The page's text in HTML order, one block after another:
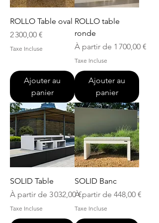
ROLLO Table oval
Prix
2 300,00 €
Taxe Incluse
Ajouter au
panier
ROLLO table
ronde
À partir de 1 700,00 €
Prix promotionnel
Taxe Incluse
Ajouter au
panier
SOLID Table
À partir de 3 032,00 €
Prix promotionnel
Taxe Incluse
SOLID Banc
À partir de 448,00 €
Prix promotionnel
Taxe Incluse